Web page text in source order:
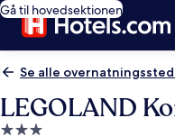
Gå til hovedsektionen
Se alle
LEGOLAND
3.0-